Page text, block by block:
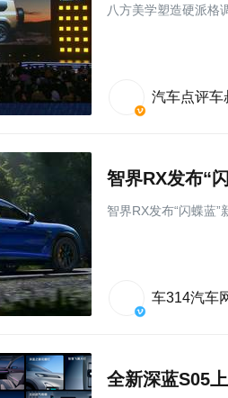
八方美学塑造硬派格
汽车点评车
智界RX发布“
智界RX发布“闪蝶蓝
车314汽车